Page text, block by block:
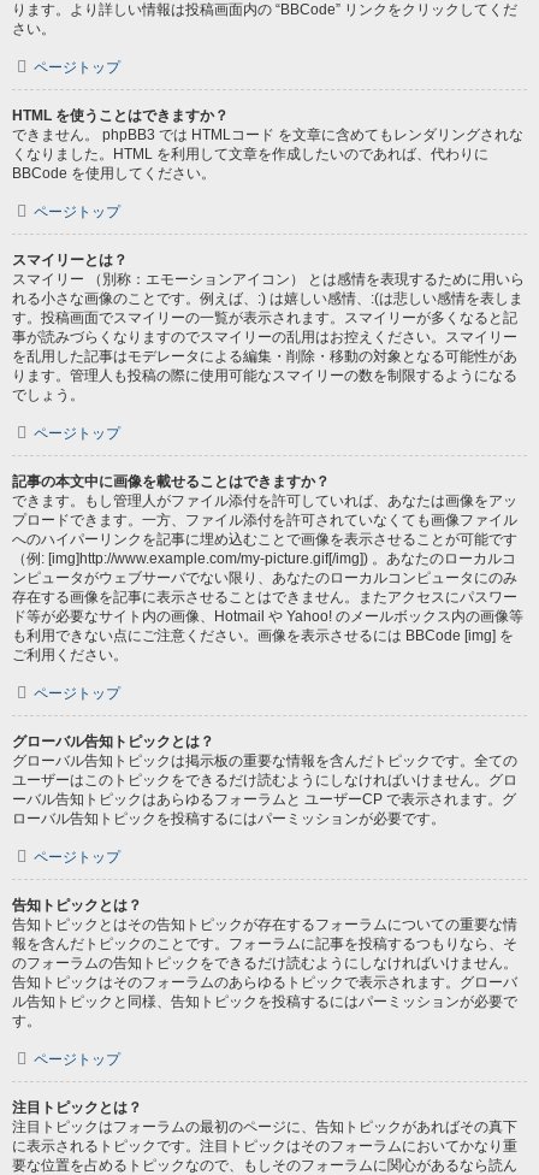
ります。より詳しい情報は投稿画面内の “BBCode” リンクをクリックしてくだ
さい。
ページトップ
HTML を使うことはできますか？
できません。 phpBB3 では HTMLコード を文章に含めてもレンダリングされな
くなりました。HTML を利用して文章を作成したいのであれば、代わりに
BBCode を使用してください。
ページトップ
スマイリーとは？
スマイリー （別称：エモーションアイコン） とは感情を表現するために用いら
れる小さな画像のことです。例えば、:) は嬉しい感情、:(は悲しい感情を表しま
す。投稿画面でスマイリーの一覧が表示されます。スマイリーが多くなると記
事が読みづらくなりますのでスマイリーの乱用はお控えください。スマイリー
を乱用した記事はモデレータによる編集・削除・移動の対象となる可能性があ
ります。管理人も投稿の際に使用可能なスマイリーの数を制限するようになる
でしょう。
ページトップ
記事の本文中に画像を載せることはできますか？
できます。もし管理人がファイル添付を許可していれば、あなたは画像をアッ
プロードできます。一方、ファイル添付を許可されていなくても画像ファイル
へのハイパーリンクを記事に埋め込むことで画像を表示させることが可能です
（例: [img]http://www.example.com/my-picture.gif[/img]) 。あなたのローカルコ
ンピュータがウェブサーバでない限り、あなたのローカルコンピュータにのみ
存在する画像を記事に表示させることはできません。またアクセスにパスワー
ド等が必要なサイト内の画像、Hotmail や Yahoo! のメールボックス内の画像等
も利用できない点にご注意ください。画像を表示させるには BBCode [img] を
ご利用ください。
ページトップ
グローバル告知トピックとは？
グローバル告知トピックは掲示板の重要な情報を含んだトピックです。全ての
ユーザーはこのトピックをできるだけ読むようにしなければいけません。グロ
ーバル告知トピックはあらゆるフォーラムと ユーザーCP で表示されます。グ
ローバル告知トピックを投稿するにはパーミッションが必要です。
ページトップ
告知トピックとは？
告知トピックとはその告知トピックが存在するフォーラムについての重要な情
報を含んだトピックのことです。フォーラムに記事を投稿するつもりなら、そ
のフォーラムの告知トピックをできるだけ読むようにしなければいけません。
告知トピックはそのフォーラムのあらゆるトピックで表示されます。グローバ
ル告知トピックと同様、告知トピックを投稿するにはパーミッションが必要で
す。
ページトップ
注目トピックとは？
注目トピックはフォーラムの最初のページに、告知トピックがあればその真下
に表示されるトピックです。注目トピックはそのフォーラムにおいてかなり重
要な位置を占めるトピックなので、もしそのフォーラムに関心があるなら読ん